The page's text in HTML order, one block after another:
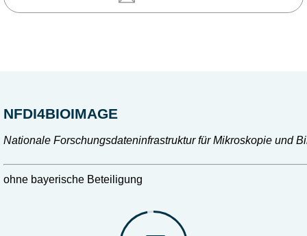
NFDI4BIOIMAGE
Nationale Forschungsdateninfrastruktur für Mikroskopie und
ohne bayerische Beteiligung